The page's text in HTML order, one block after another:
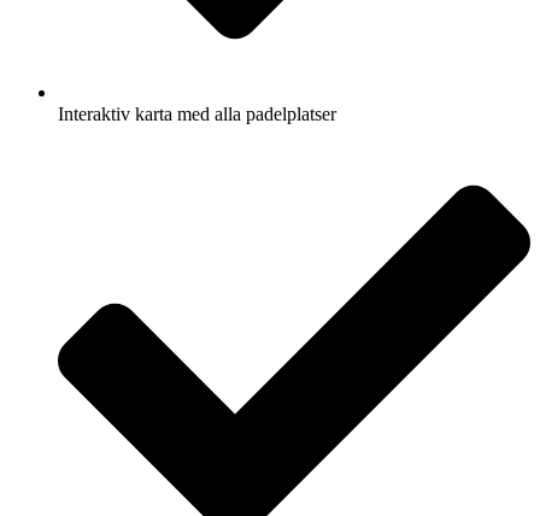
Interaktiv karta med alla padelplatser